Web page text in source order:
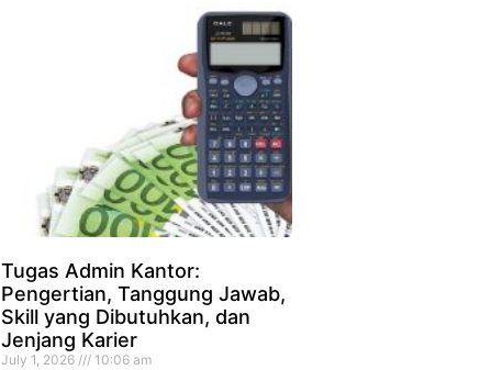
Tugas Admin Kantor:
Pengertian, Tanggung Jawab,
Skill yang Dibutuhkan, dan
Jenjang Karier
July 1, 2026 10:06 am